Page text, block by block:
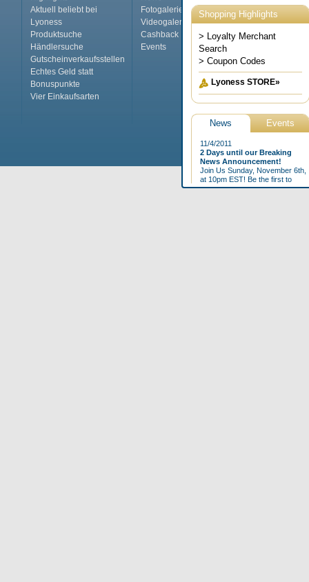
Aktuell beliebt bei
Lyoness
Produktsuche
Händlersuche
Gutscheinverkaufsstellen
Echtes Geld statt
Bonuspunkte
Vier Einkaufsarten
Fotogalerie
Videogalerie
Cashback Magazine
Events
International
Top Jobs
Das
Kontakt
FAQs
Glossar
Home Impressum